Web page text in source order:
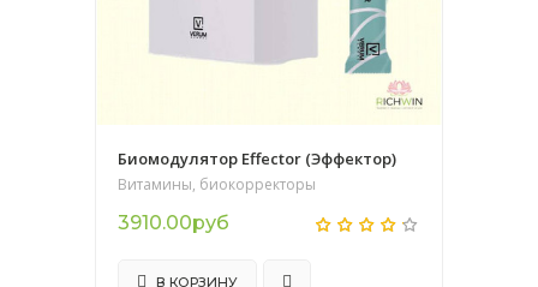
Биомодулятор Effector (Эффектор)
Витамины, биокорректоры
3910.00руб
В КОРЗИНУ